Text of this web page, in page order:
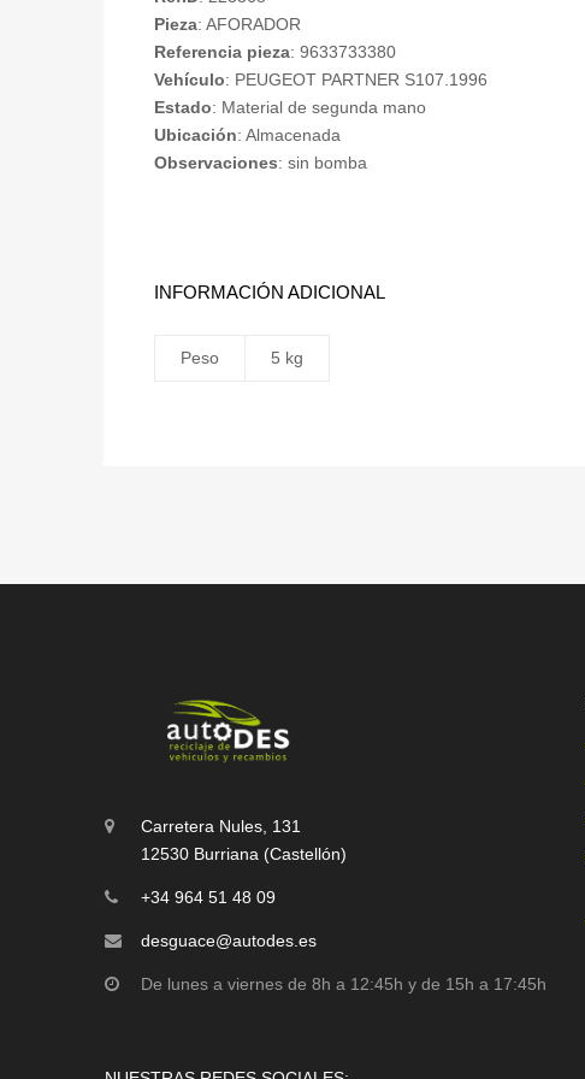
Pieza: AFORADOR
Referencia pieza: 9633733380
Vehículo: PEUGEOT PARTNER S107.1996
Estado: Material de segunda mano
Ubicación: Almacenada
Observaciones: sin bomba
INFORMACIÓN ADICIONAL
Peso 5 kg
Carretera Nules, 131
12530 Burriana (Castellón)
+34 964 51 48 09
desguace@autodes.es
De lunes a viernes de 8h a 12:45h y de 15h a 17:45h